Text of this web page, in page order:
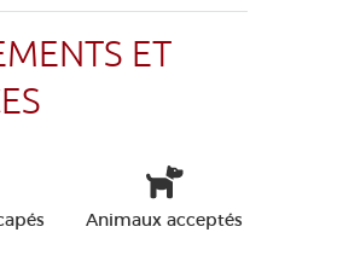
ET
Animaux acceptés